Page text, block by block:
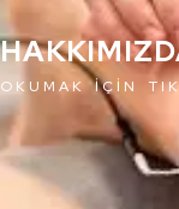
OKUMAK İÇİN